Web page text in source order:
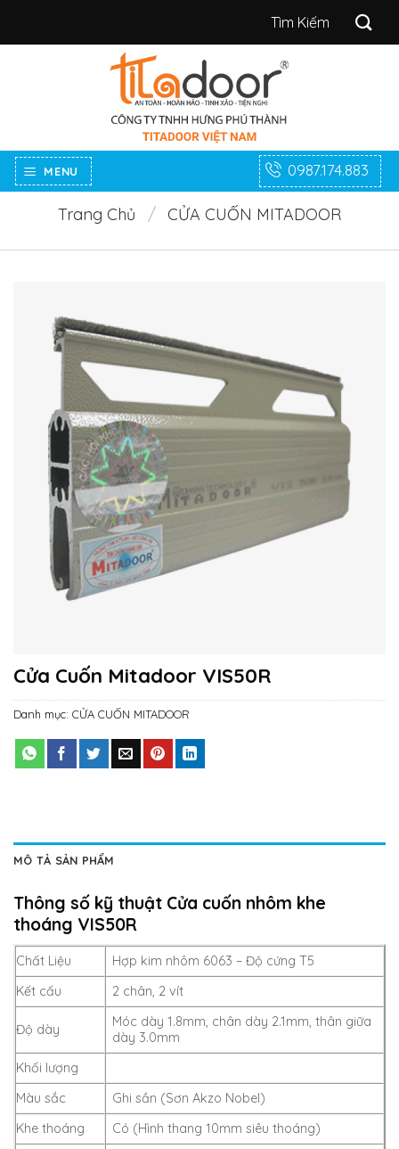
Tìm
MENU 0987.174.883
Trang Chủ / CỬA CUỐN MITADOOR
Cửa Cuốn Mitadoor VIS50R
Danh mục: CỬA CUỐN MITADOOR
MÔ TẢ SẢN PHẨM
Thông số kỹ thuật Cửa cuốn nhôm khe
thoáng VIS50R
Chất Liệu
Hợp kim nhôm 6063 – Độ cứng T5
Kết cấu
2 chân, 2 vít
Độ dày
Móc dày 1.8mm, chân dày 2.1mm, thân giữa
dày 3.0mm
Khối lượng
Màu sắc
Ghi sần (Sơn Akzo Nobel)
Khe thoáng
Có (Hình thang 10mm siêu thoáng)